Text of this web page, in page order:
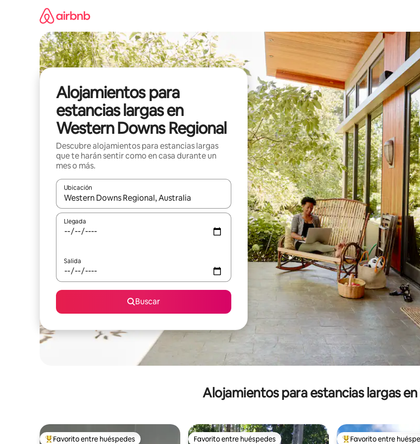
Alojamientos para
estancias largas en
Western Downs Regional
Descubre alojamientos para estancias largas
que te harán sentir como en casa durante un
mes o más.
Ubicación
Cuando los resultados estén disponibles, podrás navegar usando las teclas de las flechas hacia arriba y hacia
Llegada
Salida
Buscar
Alojamientos para estancias largas
Favorito entre huéspedes Favorito entre huéspedes Favorito entre